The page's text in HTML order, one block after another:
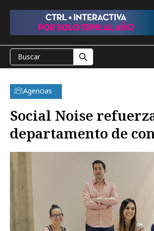
Agencias
Social Noise
departamento de